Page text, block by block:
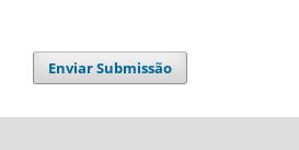
Enviar Submissão